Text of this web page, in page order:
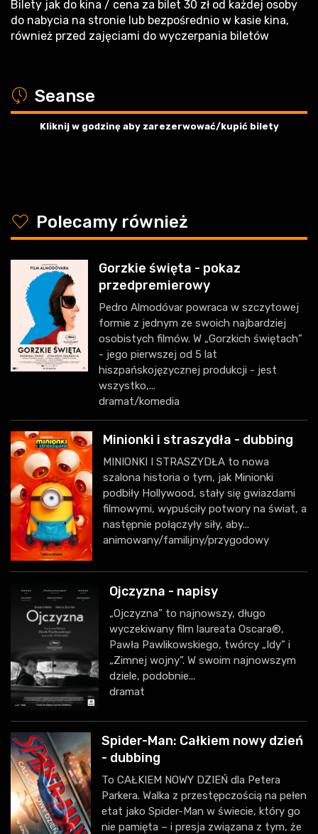
Bilety jak do kina / cena za bilet 30 zł od każdej osoby
do nabycia na stronie lub bezpośrednio w kasie kina,
również przed zajęciami do wyczerpania biletów
a Seanse
Kliknij w godzinę aby zarezerwować/kupić bilety
y Polecamy również
Gorzkie święta - pokaz
przedpremierowy
Pedro Almodóvar powraca w szczytowej
formie z jednym ze swoich najbardziej
osobistych filmów. W „Gorzkich świętach”
- jego pierwszej od 5 lat
hiszpańskojęzycznej produkcji - jest
wszystko,...
dramat/komedia
Minionki i straszydła - dubbing
MINIONKI I STRASZYDŁA to nowa
szalona historia o tym, jak Minionki
podbiły Hollywood, stały się gwiazdami
filmowymi, wypuściły potwory na świat, a
następnie połączyły siły, aby...
animowany/familijny/przygodowy
Ojczyzna - napisy
„Ojczyzna” to najnowszy, długo
wyczekiwany film laureata Oscara®,
Pawła Pawlikowskiego, twórcy „Idy” i
„Zimnej wojny”. W swoim najnowszym
dziele, podobnie...
dramat
Spider-Man: Całkiem nowy dzień
- dubbing
To CAŁKIEM NOWY DZIEŃ dla Petera
Parkera. Walka z przestępczością na pełen
etat jako Spider-Man w świecie, który go
nie pamięta – i presja związana z tym, że